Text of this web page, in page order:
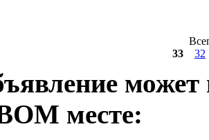
33
32
может
месте: